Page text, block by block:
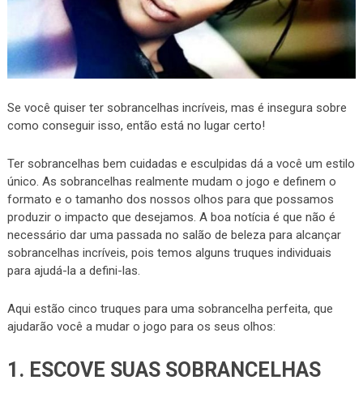
Se você quiser ter sobrancelhas incríveis, mas é insegura sobre
como conseguir isso, então está no lugar certo!
Ter sobrancelhas bem cuidadas e esculpidas dá a você um estilo
único. As sobrancelhas realmente mudam o jogo e definem o
formato e o tamanho dos nossos olhos para que possamos
produzir o impacto que desejamos. A boa notícia é que não é
necessário dar uma passada no salão de beleza para alcançar
sobrancelhas incríveis, pois temos alguns truques individuais
para ajudá-la a defini-las.
Aqui estão cinco truques para uma sobrancelha perfeita, que
ajudarão você a mudar o jogo para os seus olhos:
1. ESCOVE SUAS SOBRANCELHAS